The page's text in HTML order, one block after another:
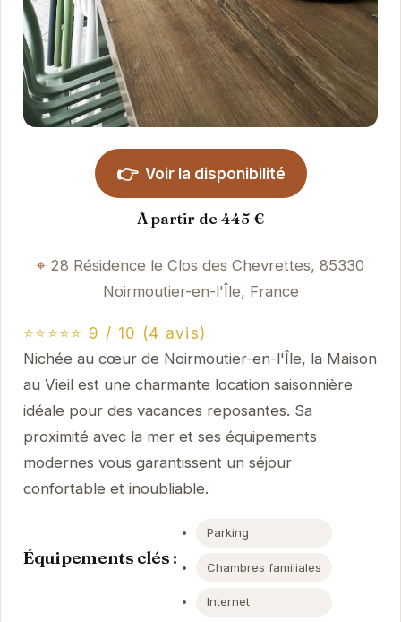
👉 Voir la disponibilité
À partir de 445 €
28 Résidence le Clos des Chevrettes, 85330
Noirmoutier-en-l'Île, France
⭐⭐⭐⭐⭐ 9 / 10 (4 avis)
Nichée au cœur de Noirmoutier-en-l'Île, la Maison
au Vieil est une charmante location saisonnière
idéale pour des vacances reposantes. Sa
proximité avec la mer et ses équipements
modernes vous garantissent un séjour
confortable et inoubliable.
Équipements clés :
Parking
Chambres familiales
Internet